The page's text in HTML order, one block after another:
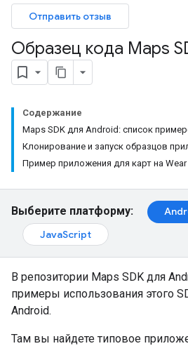
Отправить отзыв
Образец кода Maps
Содержание
Maps SDK для Android: список
Клонирование и запуск образцов
Пример приложения для карт на Wear
Выберите платформу:
JavaScript
В репозитории Maps SDK для
примеры использования этого
Android.
Там вы найдете типовое